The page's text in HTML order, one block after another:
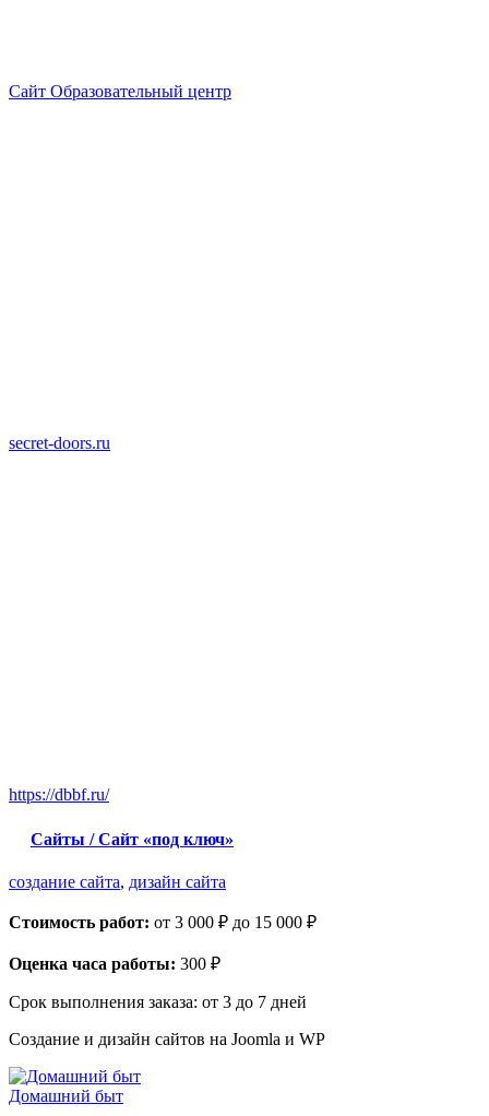
Сайт Образовательный центр
secret-doors.ru
https://dbbf.ru/
Сайты / Сайт «под ключ»
создание сайта, дизайн сайта
Стоимость работ: от 3 000 ₽ до 15 000 ₽
Оценка часа работы: 300 ₽
Срок выполнения заказа: от 3 до 7 дней
Создание и дизайн сайтов на Joomla и WP
Домашний быт